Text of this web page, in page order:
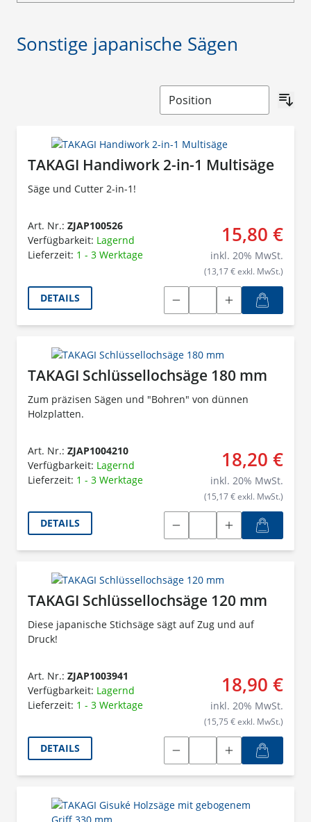
Sonstige japanische Sägen
TAKAGI Handiwork 2-in-1 Multisäge
Säge und Cutter 2-in-1!
Art. Nr.: ZJAP100526
Verfügbarkeit: Lagernd
Lieferzeit: 1 - 3 Werktage
15,80 €
inkl. 20% MwSt.
(13,17 € exkl. MwSt.)
DETAILS
TAKAGI Schlüssellochsäge 180 mm
Zum präzisen Sägen und "Bohren" von dünnen
Holzplatten.
Art. Nr.: ZJAP1004210
Verfügbarkeit: Lagernd
Lieferzeit: 1 - 3 Werktage
18,20 €
inkl. 20% MwSt.
(15,17 € exkl. MwSt.)
DETAILS
TAKAGI Schlüssellochsäge 120 mm
Diese japanische Stichsäge sägt auf Zug und auf
Druck!
Art. Nr.: ZJAP1003941
Verfügbarkeit: Lagernd
Lieferzeit: 1 - 3 Werktage
18,90 €
inkl. 20% MwSt.
(15,75 € exkl. MwSt.)
DETAILS